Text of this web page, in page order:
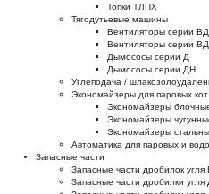
Топки ТЛПХ
Тягодутьевые машины
Вентиляторы серии ВД
Вентиляторы серии
Дымососы серии Д
Дымососы серии ДН
Углеподача /
Экономайзеры для паровых
Экономайзеры
Экономайзеры
Экономайзеры
Автоматика для паровых и
Запасные части
Запасные части дробилок
Запасные части дробилки